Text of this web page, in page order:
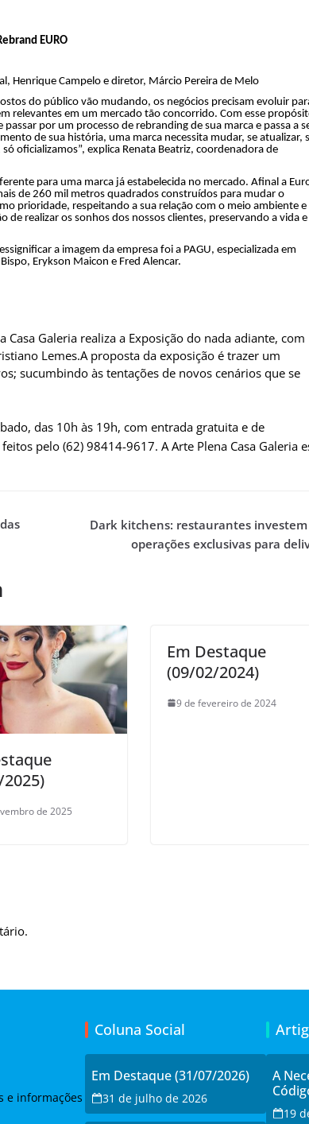
EURO
Henrique Campelo e diretor, Márcio Pereira de Melo
do público vão mudando, os negócios precisam evoluir
relevantes em um mercado tão concorrido. Com esse
por um processo de rebranding de sua marca e passa a
de sua história, uma marca necessita mudar, se atualizar,
oficializamos”, explica Renata Beatriz, coordenadora de
para uma marca já estabelecida no mercado. Afinal a
de 260 mil metros quadrados construídos para mudar o
prioridade, respeitando a sua relação com o meio ambiente e
realizar os sonhos dos nossos clientes, preservando a vida e
a imagem da empresa foi a PAGU, especializada em
Erykson Maicon e Fred Alencar.
Galeria realiza a Exposição do nada adiante, com
Lemes.A proposta da exposição é trazer um
sucumbindo às tentações de novos cenários que se
das 10h às 19h, com entrada gratuita e de
pelo (62) 98414-9617. A Arte Plena Casa Galeria
Dark kitchens: restaurantes
operações exclusivas para
de 2025
Em Destaque
(09/02/2024)
9 de fevereiro de 2024
e informações
Coluna Social
Em Destaque (31/07/2026)
31 de julho de 2026
A
19